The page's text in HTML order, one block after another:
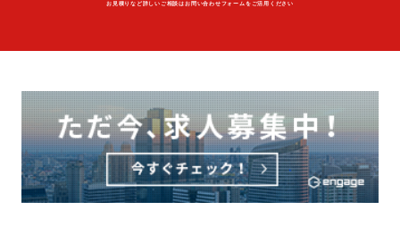
お⾒積りなど詳しいご相談はお問い合わせフォームをご活⽤ください